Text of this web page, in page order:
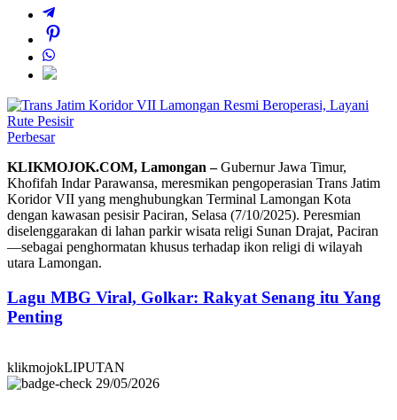
Perbesar
KLIKMOJOK.COM, Lamongan –Gubernur Jawa Timur,
Khofifah Indar Parawansa, meresmikan pengoperasian Trans Jatim
Koridor VII yang menghubungkan Terminal Lamongan Kota
dengan kawasan pesisir Paciran, Selasa (7/10/2025). Peresmian
diselenggarakan di lahan parkir wisata religi Sunan Drajat, Paciran
—sebagai penghormatan khusus terhadap ikon religi di wilayah
utara Lamongan.
Lagu MBG Viral, Golkar: Rakyat Senang itu Yang
Penting
klikmojokLIPUTAN
29/05/2026